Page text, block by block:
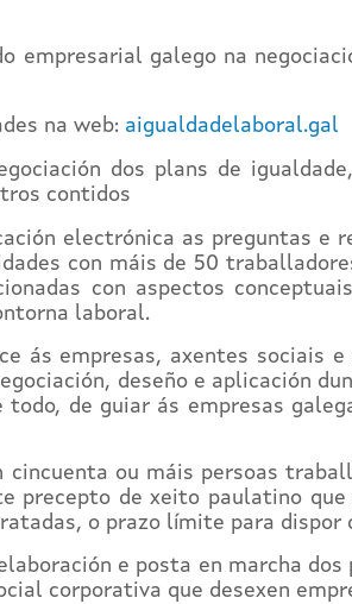
empresarial galego na
na web: aigualdadelaboral.gal
dos plans de
contidos
electrónica as preguntas e
con máis de 50
con aspectos
laboral.
ás empresas, axentes sociais
deseño e aplicación
de guiar ás empresas
cincuenta ou máis persoas
precepto de xeito paulatino
o prazo límite para
e posta en marcha
corporativa que desexen